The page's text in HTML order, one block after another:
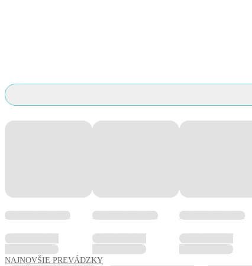
Wellness hotel hotel
Wellness hotel
Wellness hotel
Wellness hotel hotel
Wellness hotel
Wellness hotel
Wellness hotel hotel
Wellness hotel
Wellness hotel
NAJNOVŠIE PREVÁDZKY